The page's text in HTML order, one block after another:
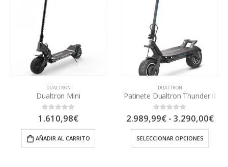
DUALTRON
Patinete Dualtron Thunder II
0out of 5
2.989,99€ - Rango
precios:
desde
2.989,99€
SELECCIONAR OPCIONES
DUALTRON
Dualtron Raptor 2
0out of 5
2.090,00€ El
precio
original
era:
2.090,00€.
1.475,00
AÑADIR AL CARRITO